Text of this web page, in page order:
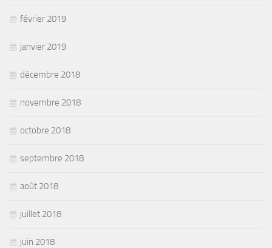
février 2019
janvier 2019
décembre 2018
novembre 2018
octobre 2018
septembre 2018
août 2018
juillet 2018
juin 2018